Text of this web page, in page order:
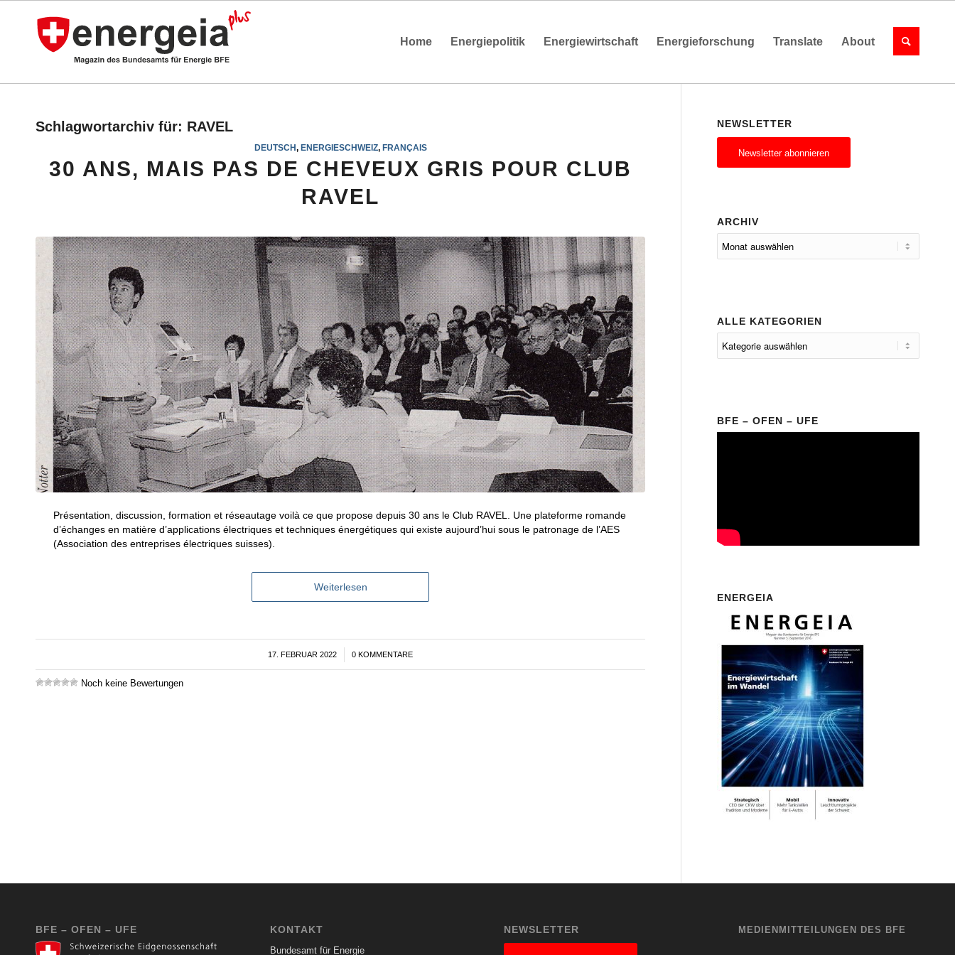
Home Energiepolitik Energiewirtschaft Energieforschung Translate About
Schlagwortarchiv für: RAVEL
DEUTSCH, ENERGIESCHWEIZ, FRANÇAIS
30 ANS, MAIS PAS DE CHEVEUX GRIS POUR CLUB
RAVEL
Présentation, discussion, formation et réseautage voilà ce que propose depuis 30 ans le Club RAVEL. Une plateforme romande
d’échanges en matière d’applications électriques et techniques énergétiques qui existe aujourd’hui sous le patronage de l’AES
(Association des entreprises électriques suisses).
Weiterlesen
17. FEBRUAR 2022
/ 0 KOMMENTARE
Noch keine Bewertungen
NEWSLETTER
Newsletter abonnieren
ARCHIV
ALLE KATEGORIEN
BFE – OFEN – UFE
ENERGEIA
BFE – OFEN – UFE KONTAKT
Bundesamt für Energie
NEWSLETTER MEDIENMITTEILUNGEN DES BFE